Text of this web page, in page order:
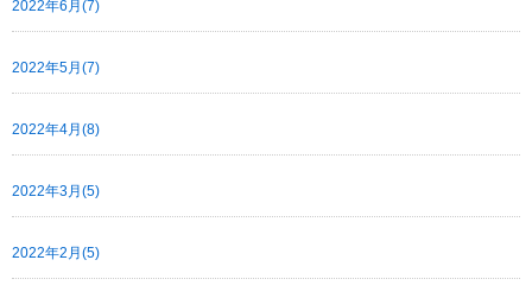
2022年6月(7)
2022年5月(7)
2022年4月(8)
2022年3月(5)
2022年2月(5)